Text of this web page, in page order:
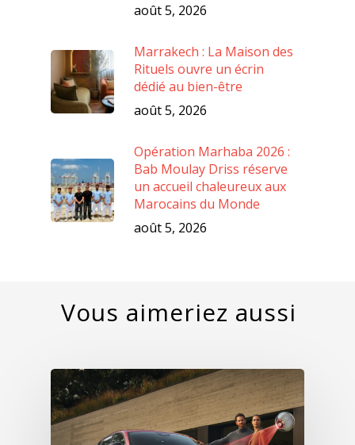
août 5, 2026
Marrakech : La Maison des
Rituels ouvre un écrin
dédié au bien-être
août 5, 2026
Opération Marhaba 2026 :
Bab Moulay Driss réserve
un accueil chaleureux aux
Marocains du Monde
août 5, 2026